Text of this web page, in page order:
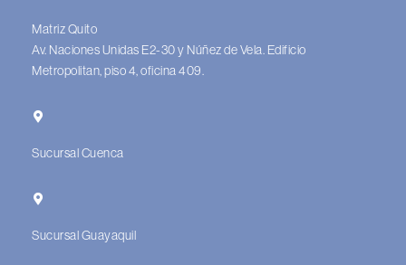
Matriz Quito
Av. Naciones Unidas E2-30 y Núñez de Vela. Edificio
Metropolitan, piso 4, oficina 409.
Sucursal Cuenca
Sucursal Guayaquil